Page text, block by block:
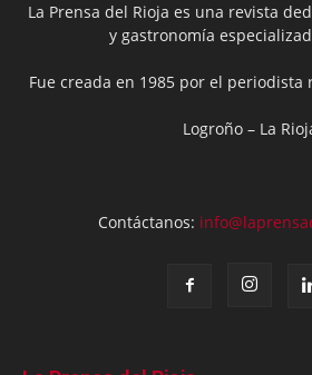
La Prensa del Rioja es una revista
y gastronomía
Fue creada en 1985 por el periodista
Logroño – La
Contáctanos: